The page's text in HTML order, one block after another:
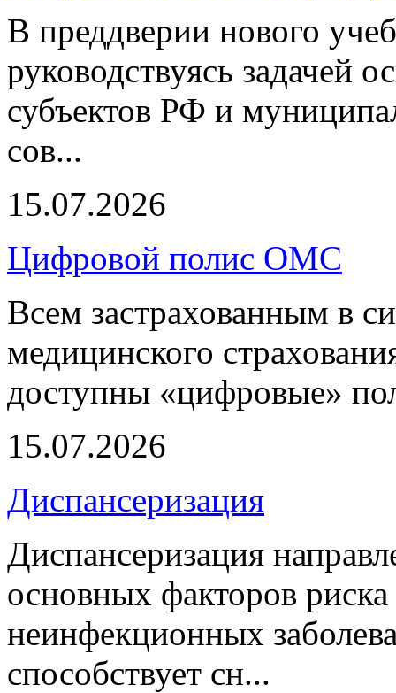
В преддверии нового
руководствуясь задачей
субъектов РФ и
сов...
15.07.2026
Цифровой полис ОМС
Всем застрахованным в
медицинского
доступны «цифровые»
15.07.2026
Диспансеризация
Диспансеризация
основных факторов
неинфекционных
способствует сн...